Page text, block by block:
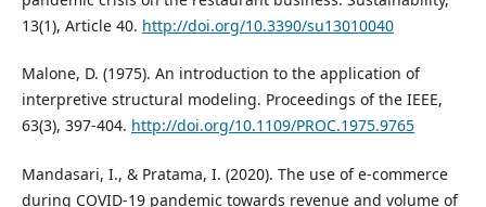
13(1), Article 40. http://doi.org/10.3390/su13010040
Malone, D. (1975). An introduction to the application of
interpretive structural modeling. Proceedings of the IEEE,
63(3), 397-404. http://doi.org/10.1109/PROC.1975.9765
Mandasari, I., & Pratama, I. (2020). The use of e-commerce
during COVID-19 pandemic towards revenue and volume of